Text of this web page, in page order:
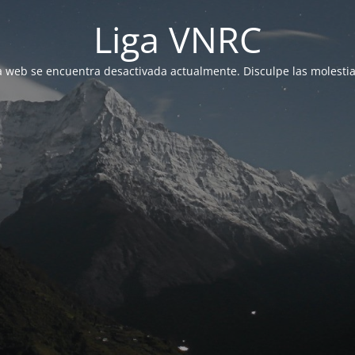
Liga VNRC
web se encuentra desactivada actualmente. Disculpe las